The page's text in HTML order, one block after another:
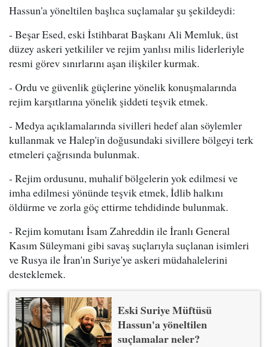
Hassun'a yöneltilen başlıca suçlamalar şu şekildeydi:
- Beşar Esed, eski İstihbarat Başkanı Ali Memluk, üst
düzey askeri yetkililer ve rejim yanlısı milis liderleriyle
resmi görev sınırlarını aşan ilişkiler kurmak.
- Ordu ve güvenlik güçlerine yönelik konuşmalarında
rejim karşıtlarına yönelik şiddeti teşvik etmek.
- Medya açıklamalarında sivilleri hedef alan söylemler
kullanmak ve Halep'in doğusundaki sivillere bölgeyi terk
etmeleri çağrısında bulunmak.
- Rejim ordusunu, muhalif bölgelerin yok edilmesi ve
imha edilmesi yönünde teşvik etmek, İdlib halkını
öldürme ve zorla göç ettirme tehdidinde bulunmak.
- Rejim komutanı İsam Zahreddin ile İranlı General
Kasım Süleymani gibi savaş suçlarıyla suçlanan isimleri
ve Rusya ile İran'ın Suriye'ye askeri müdahalelerini
desteklemek.
Eski Suriye Müftüsü
Hassun'a yöneltilen
suçlamalar neler?